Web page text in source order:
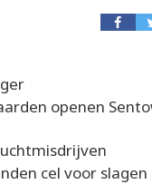
openen
cel voor